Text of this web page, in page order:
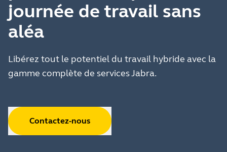
journée de travail sans
aléa
Libérez tout le potentiel du travail hybride avec la
gamme complète de services Jabra.
Contactez-nous